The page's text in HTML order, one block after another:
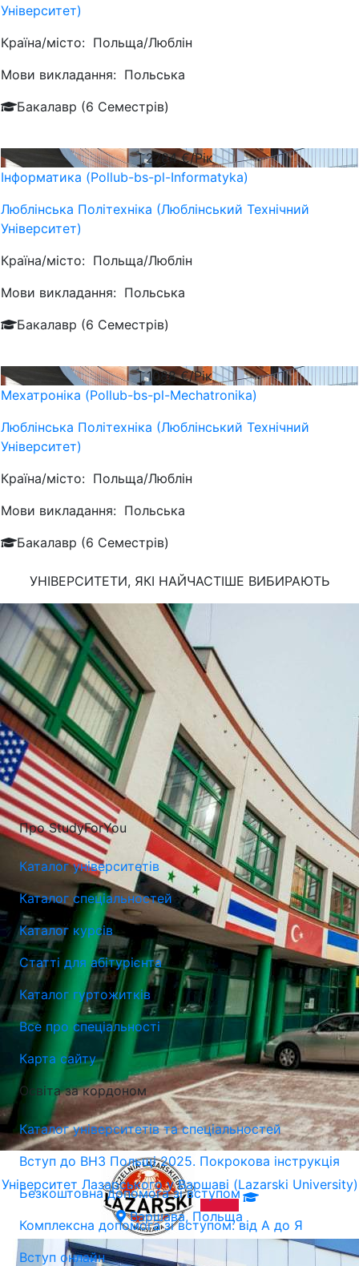
Університет)
Країна/місто: Польща/Люблін
Мови викладання: Польська
Бакалавр (6 Семестрів)
2784€/Рік
Інформатика (Pollub-bs-pl-Informatyka)
Люблiнська Політехніка (Люблінський Технічний
Університет)
Країна/місто: Польща/Люблін
Мови викладання: Польська
Бакалавр (6 Семестрів)
1088€/Рік
Мехатроніка (Pollub-bs-pl-Mechatronika)
Люблiнська Політехніка (Люблінський Технічний
Університет)
Країна/місто: Польща/Люблін
Мови викладання: Польська
Бакалавр (6 Семестрів)
УНІВЕРСИТЕТИ, ЯКІ НАЙЧАСТІШЕ ВИБИРАЮТЬ
Університет Лазарського у Варшаві (Lazarski University)
Варшава, Польща
Про StudyForYou
Каталог університетів
Каталог спеціальностей
Каталог курсів
Статті для абітурієнта
Каталог гуртожитків
Все про спеціальності
Карта сайту
Освіта за кордоном
Каталог університетів та спеціальностей
Вступ до ВНЗ Польщі 2025. Покрокова інструкція
Безкоштовна допомога зі вступом
Комплексна допомога зі вступом: від А до Я
Вступ онлайн